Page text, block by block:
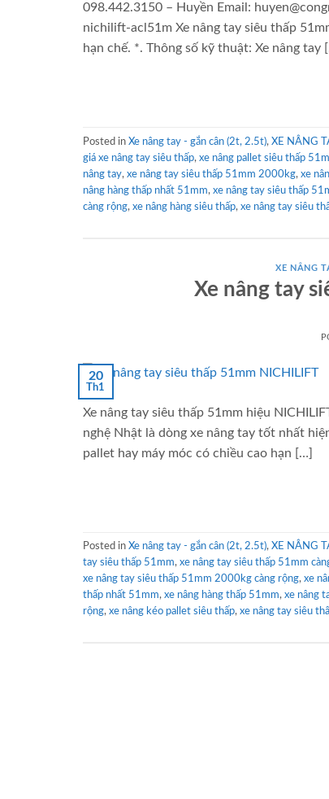
098.442.3150 – Huyền Email:
nichilift-acl51m Xe nâng tay siêu thấp
hạn chế. *. Thông số kỹ thuật: Xe nâng tay
Posted in Xe nâng tay - gắn cân (2t, 2.5t), XE NÂNG
giá xe nâng tay siêu thấp, xe nâng pallet siêu thấp
nâng tay, xe nâng tay siêu thấp 51mm 2000kg, xe
nâng hàng thấp nhất 51mm, xe nâng tay siêu thấp
càng rộng, xe nâng hàng siêu thấp, xe nâng tay siêu
XE NÂNG
Xe nâng tay
20
Th1
Xe nâng tay siêu thấp 51mm hiệu
nghệ Nhật là dòng xe nâng tay tốt nhất
pallet hay máy móc có chiều cao hạn […]
Posted in Xe nâng tay - gắn cân (2t, 2.5t), XE NÂNG
tay siêu thấp 51mm, xe nâng tay siêu thấp 51mm
xe nâng tay siêu thấp 51mm 2000kg càng rộng, xe
thấp nhất 51mm, xe nâng hàng thấp 51mm, xe nâng
rộng, xe nâng kéo pallet siêu thấp, xe nâng tay siêu